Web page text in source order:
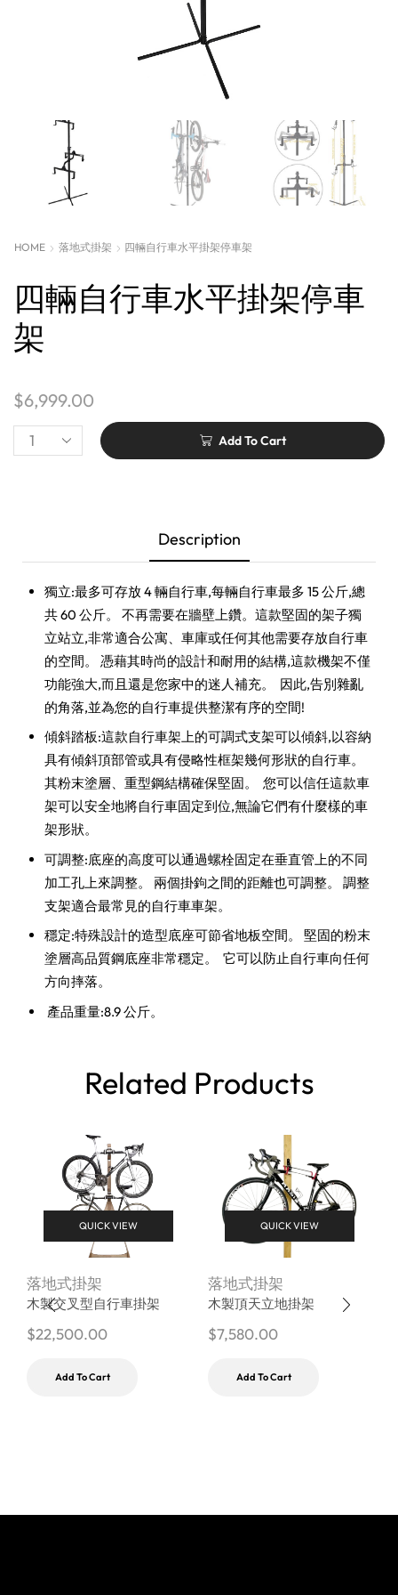
HOME 落地式掛架 四輛自行車水平掛架停車架
四輛自行車水平掛架停車
架
$6,999.00
Add To Cart
Description
獨立:最多可存放 4 輛自行車,每輛自行車最多 15 公斤,總
共 60 公斤。 不再需要在牆壁上鑽。 這款堅固的架子獨
立站立,非常適合公寓、車庫或任何其他需要存放自行車
的空間。 憑藉其時尚的設計和耐用的結構,這款機架不僅
功能強大,而且還是您家中的迷人補充。 ​ 因此,告別雜亂
的角落,並為您的自行車提供整潔有序的空間! ​
傾斜踏板:這款自行車架上的可調式支架可以傾斜,以容納
具有傾斜頂部管或具有侵略性框架幾何形狀的自行車。
其粉末塗層、重型鋼結構確保堅固。 ​ 您可以信任這款車
架可以安全地將自行車固定到位,無論它們有什麼樣的車
架形狀。 ​
可調整:底座的高度可以通過螺栓固定在垂直管上的不同
加工孔上來調整。 兩個掛鉤之間的距離也可調整。 調整
支架適合最常見的自行車車架。
穩定:特殊設計的造型底座可節省地板空間。 堅固的粉末
塗層高品質鋼底座非常穩定。 ​ 它可以防止自行車向任何
方向摔落。
​ 產品重量:8.9 公斤。
Related Products
QUICK VIEW
落地式掛架
木製交叉型自行車掛架
$22,500.00
Add To Cart
QUICK VIEW
落地式掛架
木製頂天立地掛架
$7,580.00
Add To Cart